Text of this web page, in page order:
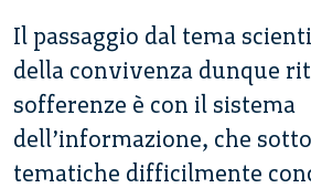
Il passaggio dal tema
della convivenza dunque
sofferenze è con il sistema
dell’informazione, che
tematiche difficilmente